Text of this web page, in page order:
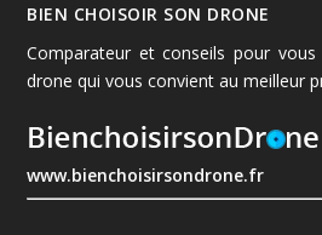
BIEN CHOISOIR SON DRONE
Comparateur et conseils pour
drone qui vous convient au meilleur
www.bienchoisirsondrone.fr